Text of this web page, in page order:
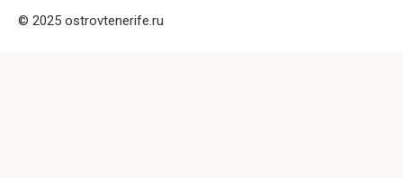
© 2025 ostrovtenerife.ru